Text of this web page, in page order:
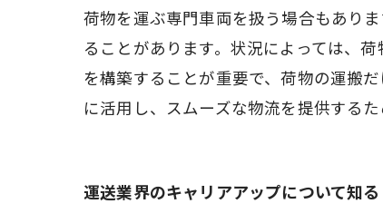
荷物を運ぶ専門車両を扱う場合もあり
ることがあります。状況によっては、
を構築することが重要で、荷物の運搬
に活用し、スムーズな物流を提供する
運送業界のキャリアアップについて知る